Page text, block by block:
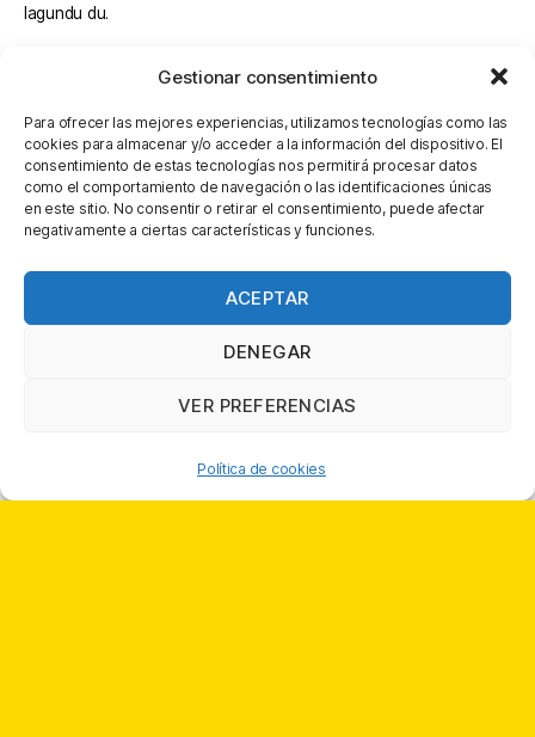
Gestionar consentimiento
Para ofrecer las mejores experiencias, utilizamos tecnologías como las
cookies para almacenar y/o acceder a la información del dispositivo. El
consentimiento de estas tecnologías nos permitirá procesar datos
como el comportamiento de navegación o las identificaciones únicas
en este sitio. No consentir o retirar el consentimiento, puede afectar
negativamente a ciertas características y funciones.
ACEPTAR
DENEGAR
VER PREFERENCIAS
Política de cookies
lagundu du.
WhatsApp
623 306 098